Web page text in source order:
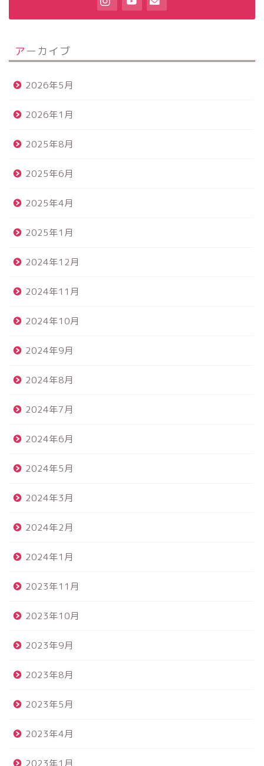
アーカイブ
2026年5月
2026年1月
2025年8月
2025年6月
2025年4月
2025年1月
2024年12月
2024年11月
2024年10月
2024年9月
2024年8月
2024年7月
2024年6月
2024年5月
2024年3月
2024年2月
2024年1月
2023年11月
2023年10月
2023年9月
2023年8月
2023年5月
2023年4月
2023年1月